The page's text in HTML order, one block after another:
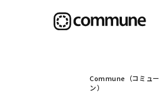
Commune（コミュー
ン）